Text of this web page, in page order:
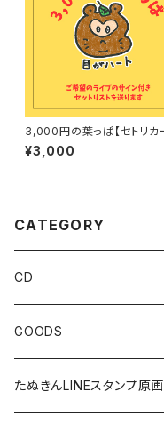
3,000円の葉っぱ【セトリカ
付きの投げ銭】
¥3,000
CATEGORY
CD
GOODS
たぬきんLINEスタンプ原画